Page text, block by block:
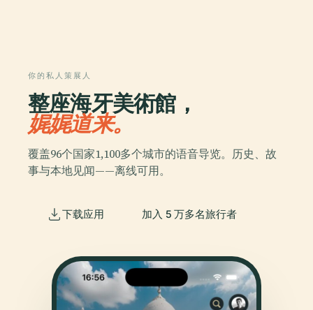
你的私人策展人
整座海牙美術館，
娓娓道来。
覆盖96个国家1,100多个城市的语音导览。历史、故
事与本地见闻——离线可用。
下载应用 加入 5 万多名旅行者